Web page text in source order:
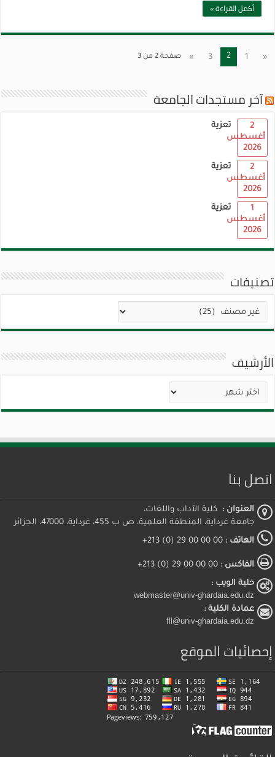
أكمل القراءة »
صفحة 2 من 3 «
1
2
3
»
آخر مستجدات الجامعة
تعزية
2
أغسطس
2026
تعزية
2
أغسطس
2026
تعزية
1
أغسطس
2026
تصنيفات
تصنيفات
الأرشيف
الأرشيف
اتصل بنا
العنوان : كلية الآداب واللغات،
جامعة غرداية، المنطقة العلمية، ص ب 455، غرداية، 47000، الجزائر
الهاتف : 00 00 00 29 (0) 213+
الفاكس : 00 00 00 29 (0) 213+
خلية الويب :
webmaster@univ-ghardaia.edu.dz
عمادة الكلية :
fll@univ-ghardaia.edu.dz
إحصائيات الموقع